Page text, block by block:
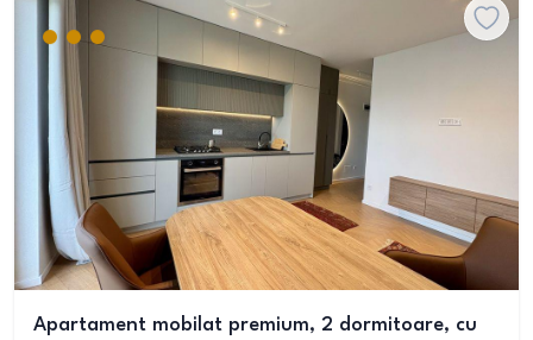
Apartament mobilat premium, 2 dormitoare, cu